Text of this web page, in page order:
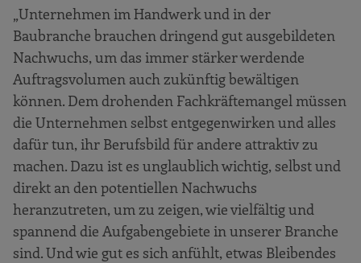
„Unternehmen im Handwerk und in der
Baubranche brauchen dringend gut ausgebildeten
Nachwuchs, um das immer stärker werdende
Auftragsvolumen auch zukünftig bewältigen
können. Dem drohenden Fachkräftemangel müssen
die Unternehmen selbst entgegenwirken und alles
dafür tun, ihr Berufsbild für andere attraktiv zu
machen. Dazu ist es unglaublich wichtig, selbst und
direkt an den potentiellen Nachwuchs
heranzutreten, um zu zeigen, wie vielfältig und
spannend die Aufgabengebiete in unserer Branche
sind. Und wie gut es sich anfühlt, etwas Bleibendes